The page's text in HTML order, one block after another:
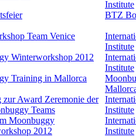
Institute
BTZ
Team Venice
Institute
Winterworkshop 2012
Institute
Training in Mallorca
zur Award Zeremonie der
Teams
Institute
Moonbuggy
2012
Institute